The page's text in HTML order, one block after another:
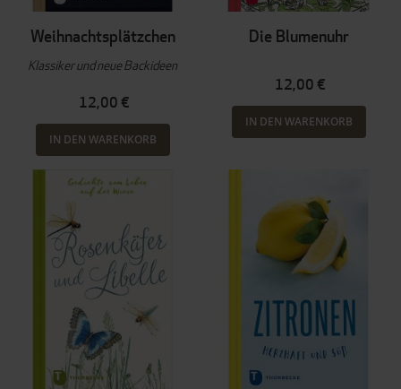
Weihnachtsplätzchen
Klassiker und neue Backideen
12,00 €
IN DEN WARENKORB
Die Blumenuhr
12,00 €
IN DEN WARENKORB